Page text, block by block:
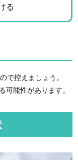
る
で控えましょう。
可能性があります。